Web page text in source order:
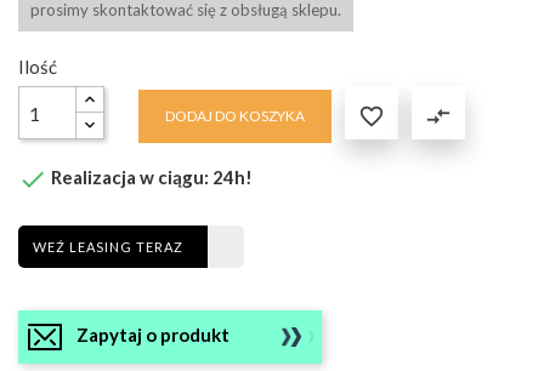
prosimy skontaktować się z obsługą sklepu.
Ilość
DODAJ DO KOSZYKA  compare_arrows
 Realizacja w ciągu: 24h!
WEŹ LEASING TERAZ
Zapytaj o produkt